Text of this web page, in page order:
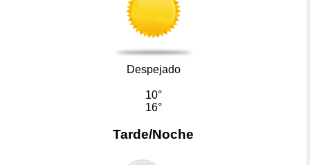
Despejado
10°
16°
Tarde/Noche